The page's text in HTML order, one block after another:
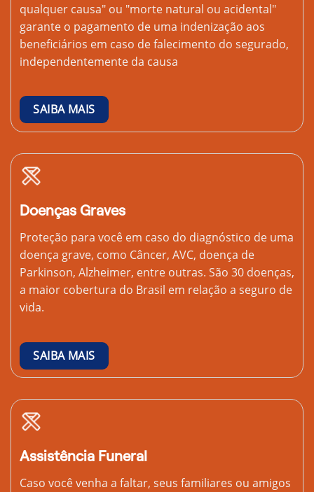
qualquer causa" ou "morte natural ou acidental"
garante o pagamento de uma indenização aos
beneficiários em caso de falecimento do segurado,
independentemente da causa
SAIBA MAIS
Doenças Graves
Proteção para você em caso do diagnóstico de uma
doença grave, como Câncer, AVC, doença de
Parkinson, Alzheimer, entre outras. São 30 doenças,
a maior cobertura do Brasil em relação a seguro de
vida.
SAIBA MAIS
Assistência Funeral
Caso você venha a faltar, seus familiares ou amigos